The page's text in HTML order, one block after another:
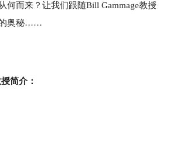
何而来？让我们跟随Bill Gammage教授
的奥秘……
简介：